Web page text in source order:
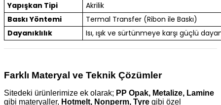
Yapışkan Tipi
Akrilik
Baskı Yöntemi
Termal Transfer (Ribon ile Baskı)
Dayanıklılık
Isı, ışık ve sürtünmeye karşı güçlü
Farklı Materyal ve Teknik Çözümler
Sitedeki ürünlerimize ek olarak; PP Opak, Metalize, Lamine
gibi materyaller, Hotmelt, Nonperm, Tyre gibi özel